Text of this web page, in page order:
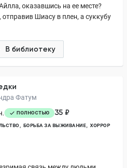
оказавшись на ее месте?
Шиасу в плен, а суккубу
В библиотеку
Фатум
ПОЛНОСТЬЮ 35 ₽
БОРЬБА ЗА ВЫЖИВАНИЕ ХОРРОР